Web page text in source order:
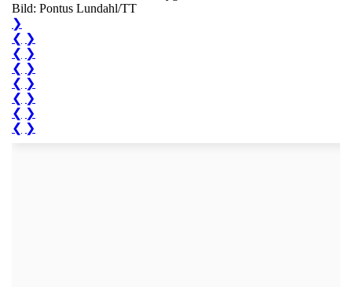
Bild: Pontus Lundahl/TT
❯
❮ ❯
❮ ❯
❮ ❯
❮ ❯
❮ ❯
❮ ❯
❮ ❯